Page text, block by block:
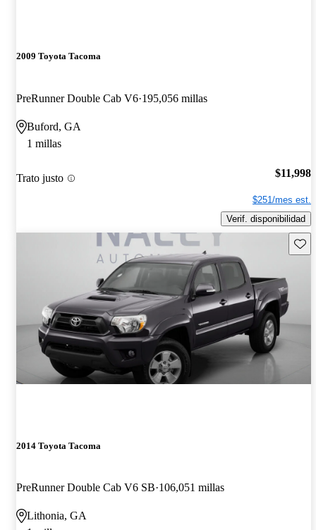
2009 Toyota Tacoma
PreRunner Double Cab V6 195,056 millas
Buford, GA
1 millas
Trato justo $11,998
$251/mes est.
Verif. disponibilidad
2014 Toyota Tacoma
PreRunner Double Cab V6 SB 106,051 millas
Lithonia, GA